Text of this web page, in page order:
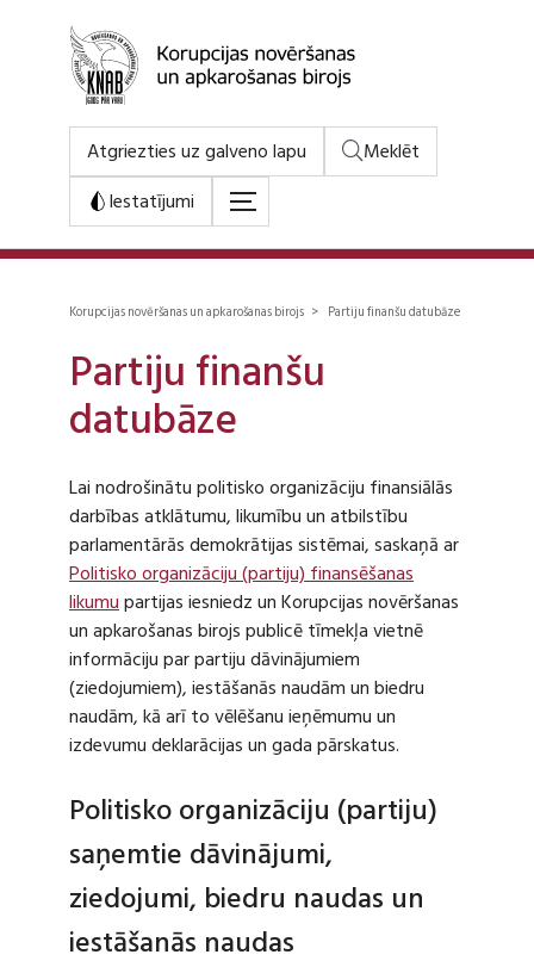
Atgriezties uz galveno lapu
Meklēt
Iestatījumi
Korupcijas novēršanas un apkarošanas birojs > Partiju finanšu datubāze
Partiju finanšu
datubāze
Lai nodrošinātu politisko organizāciju finansiālās
darbības atklātumu, likumību un atbilstību
parlamentārās demokrātijas sistēmai, saskaņā ar
Politisko organizāciju (partiju) finansēšanas
likumupartijas iesniedz un Korupcijas novēršanas
un apkarošanas birojs publicē tīmekļa vietnē
informāciju par partiju dāvinājumiem
(ziedojumiem), iestāšanās naudām un biedru
naudām, kā arī to vēlēšanu ieņēmumu un
izdevumu deklarācijas un gada pārskatus.
Politisko organizāciju (partiju)
saņemtie dāvinājumi,
ziedojumi, biedru naudas un
iestāšanās naudas